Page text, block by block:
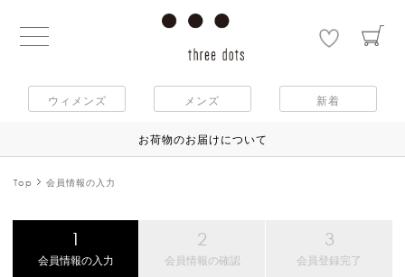
ウィメンズ メンズ 新着
お荷物のお届けについて
Top 会員情報の入力
会員情報の入力 会員情報の確認 会員登録完了